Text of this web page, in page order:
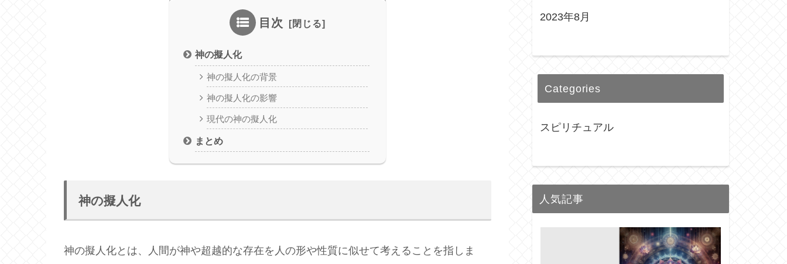
目次
神の擬人化
神の擬人化の背景
神の擬人化の影響
現代の神の擬人化
まとめ
神の擬人化
神の擬人化とは、人間が神や超越的な存在を人の形や性質に似せて考えることを指しま
2023年8月
Categories
スピリチュアル
人気記事